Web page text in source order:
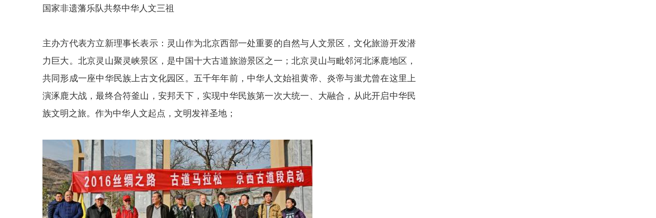
国家非遗藩乐队共祭中华人文三祖
主办方代表方立新理事长表示：灵山作为北京西部一处重要的自然与人文景区，文化旅游开发潜
力巨大。北京灵山聚灵峡景区，是中国十大古道旅游景区之一；北京灵山与毗邻河北涿鹿地区，
共同形成一座中华民族上古文化园区。五千年年前，中华人文始祖黄帝、炎帝与蚩尤曾在这里上
演涿鹿大战，最终合符釜山，安邦天下，实现中华民族第一次大统一、大融合，从此开启中华民
族文明之旅。作为中华人文起点，文明发祥圣地；